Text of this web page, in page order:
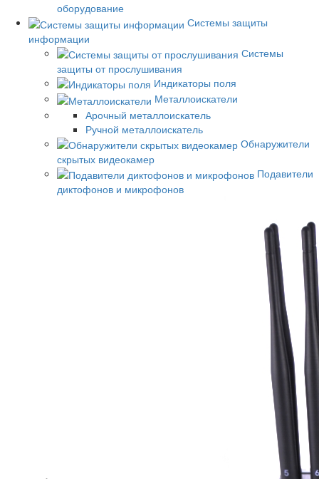
оборудование
Системы защиты
информации
Системы
защиты от прослушивания
Индикаторы поля
Металлоискатели
Арочный металлоискатель
Ручной металлоискатель
Обнаружители
скрытых видеокамер
Подавители
диктофонов и микрофонов